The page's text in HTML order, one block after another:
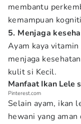
membantu
kemampuan
5. Menjaga
Ayam kaya
menjaga
kulit si Kecil.
Manfaat Ikan Lele
Pinterest.com
Selain ayam, ikan
hewani yang